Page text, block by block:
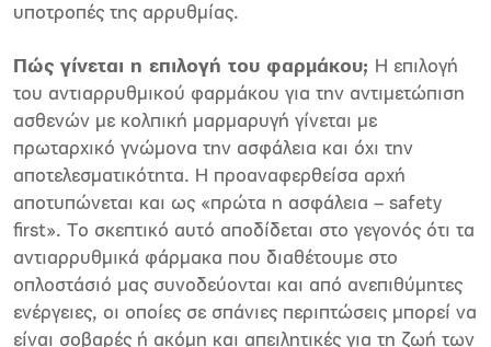
υποτροπές της αρρυθµίας.
Πώς γίνεται η επιλογή του φαρµάκου; Η επιλογή
του αντιαρρυθµικού φαρµάκου για την αντιµετώπιση
ασθενών µε κολπική µαρµαρυγή γίνεται µε
πρωταρχικό γνώµονα την ασφάλεια και όχι την
αποτελεσµατικότητα. Η προαναφερθείσα αρχή
αποτυπώνεται και ως «πρώτα η ασφάλεια – safety
first». Το σκεπτικό αυτό αποδίδεται στο γεγονός ότι τα
αντιαρρυθµικά φάρµακα που διαθέτουµε στο
οπλοστάσιό µας συνοδεύονται και από ανεπιθύµητες
ενέργειες, οι οποίες σε σπάνιες περιπτώσεις µπορεί να
είναι σοβαρές ή ακόµη και απειλητικές για τη ζωή των